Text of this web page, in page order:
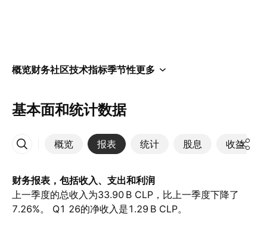
概览财务社区技术指标季节性更多
基本面和统计数据
概览 报表 统计 股息 收益
更多
财务报表，包括收入、支出和利润
上一季度的总收入为‪33.90 B‬ CLP，比上一季度下降了
7.26%。 Q1 26的净收入是‪1.29 B‬ CLP。